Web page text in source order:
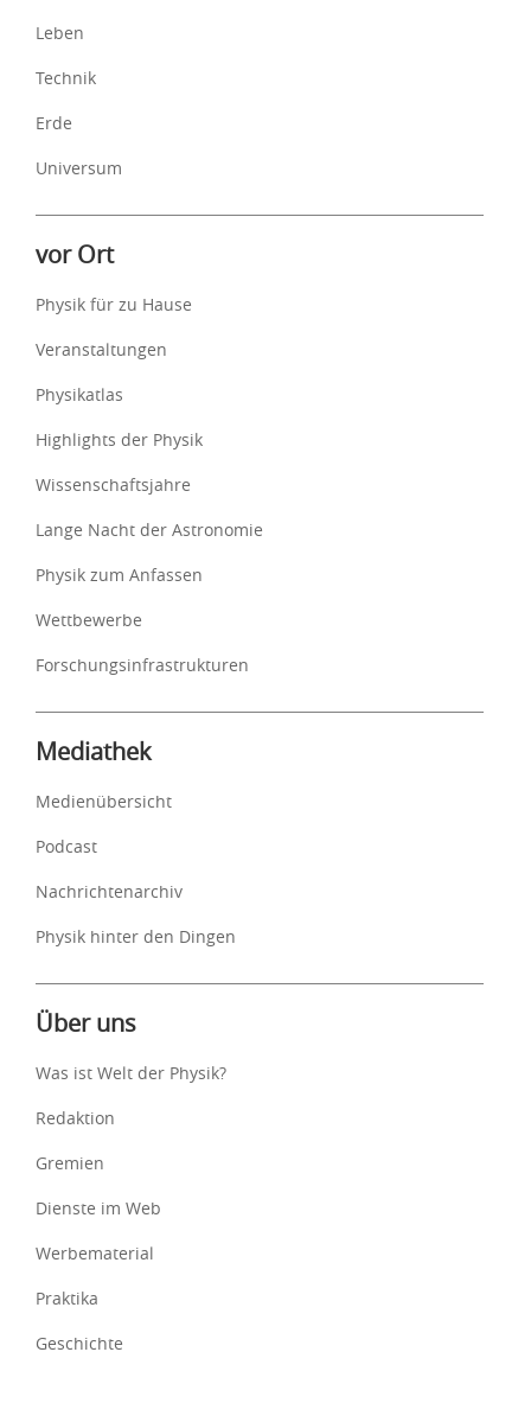
Leben
Technik
Erde
Universum
vor Ort
Physik für zu Hause
Veranstaltungen
Physikatlas
Highlights der Physik
Wissenschaftsjahre
Lange Nacht der Astronomie
Physik zum Anfassen
Wettbewerbe
Forschungsinfrastrukturen
Mediathek
Medienübersicht
Podcast
Nachrichtenarchiv
Physik hinter den Dingen
Über uns
Was ist Welt der Physik?
Redaktion
Gremien
Dienste im Web
Werbematerial
Praktika
Geschichte